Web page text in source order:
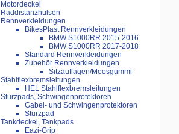
Motordeckel
Raddistanzhülsen
Rennverkleidungen
BikesPlast Rennverkleidungen
BMW S1000RR 2015-2016
BMW S1000RR 2017-2018
Standard Rennverkleidungen
Zubehör Rennverkleidungen
Sitzauflagen/Moosgummi
Stahlflexbremsleitungen
HEL Stahlflexbremsleitungen
Sturzpads, Schwingenprotektoren
Gabel- und Schwingenprotektoren
Sturzpad
Tankdeckel, Tankpads
Eazi-Grip